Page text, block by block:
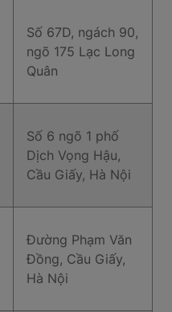
Số 67D, ngách 90,
ngõ 175 Lạc Long
Quân
Số 6 ngõ 1 phố
Dịch Vọng Hậu,
Cầu Giấy, Hà Nội
Đường Phạm Văn
Đồng, Cầu Giấy,
Hà Nội